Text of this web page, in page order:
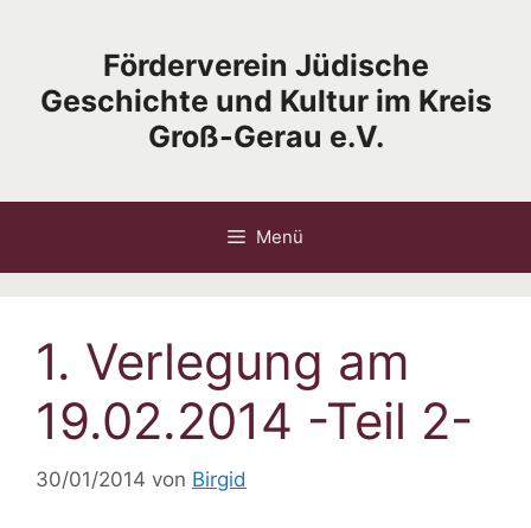
Förderverein Jüdische
Geschichte und Kultur im Kreis
Groß-Gerau e.V.
Menü
1. Verlegung am
19.02.2014 -Teil 2-
30/01/2014 von Birgid